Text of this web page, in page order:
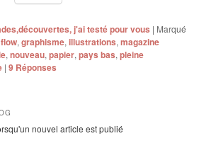
j'ai testé pour vous | Marqué
flow,graphisme,illustrations,magazine
,nouveau,papier,pays bas,pleine
|9 Réponses
nouvel article est publié